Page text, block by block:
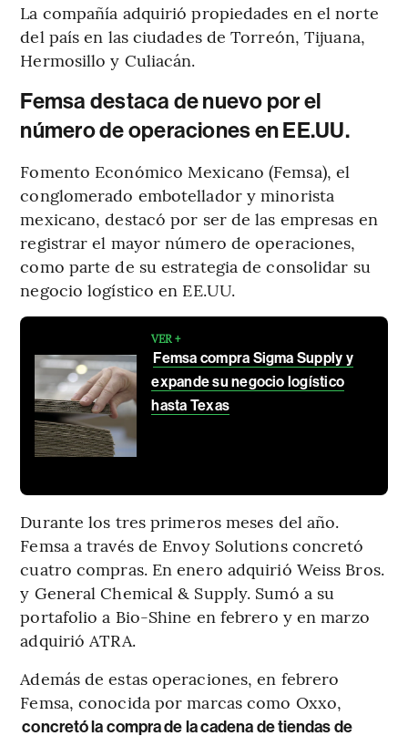
La compañía adquirió propiedades en el norte
del país en las ciudades de Torreón, Tijuana,
Hermosillo y Culiacán.
Femsa destaca de nuevo por el
número de operaciones en EE.UU.
Fomento Económico Mexicano (Femsa), el
conglomerado embotellador y minorista
mexicano, destacó por ser de las empresas en
registrar el mayor número de operaciones,
como parte de su estrategia de consolidar su
negocio logístico en EE.UU.
VER +
Femsa compra Sigma Supply y
expande su negocio logístico
hasta Texas
Durante los tres primeros meses del año.
Femsa a través de Envoy Solutions concretó
cuatro compras. En enero adquirió Weiss Bros.
y General Chemical & Supply. Sumó a su
portafolio a Bio-Shine en febrero y en marzo
adquirió ATRA.
Además de estas operaciones, en febrero
Femsa, conocida por marcas como Oxxo,
concretó la compra de la cadena de tiendas de